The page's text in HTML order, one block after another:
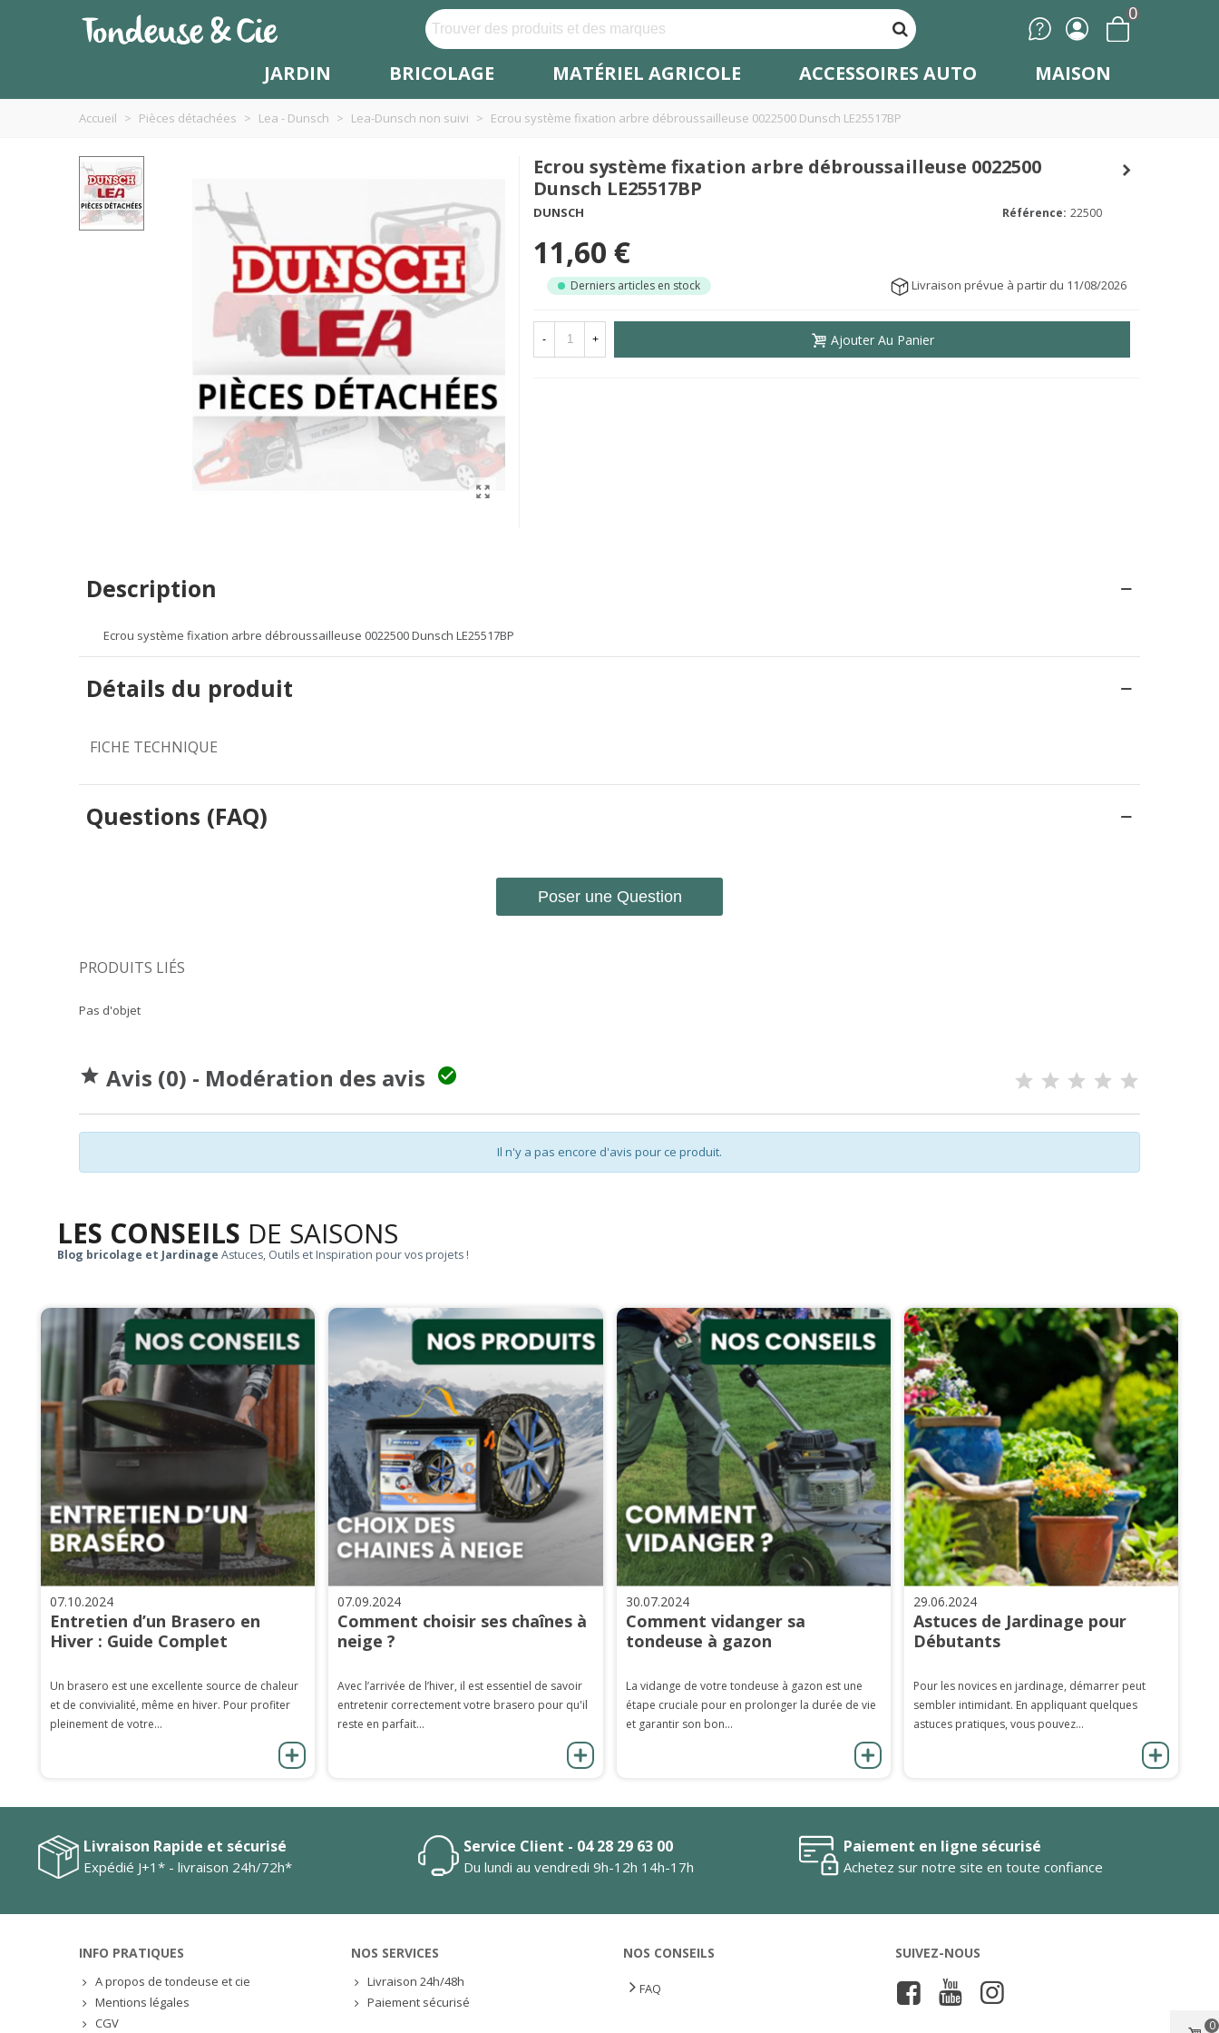
0
JARDIN BRICOLAGE MATÉRIEL AGRICOLE ACCESSOIRES AUTO MAISON
Accueil > Pièces détachées > Lea - Dunsch > Lea-Dunsch non suivi > Ecrou système fixation arbre débroussailleuse 0022500 Dunsch LE25517BP
Ecrou système fixation arbre débroussailleuse 0022500
Dunsch LE25517BP
DUNSCH Référence: 22500
11,60 €
Derniers articles en stock Livraison prévue à partir du 11/08/2026
- + Ajouter Au Panier
Description
Ecrou système fixation arbre débroussailleuse 0022500 Dunsch LE25517BP
Détails du produit
FICHE TECHNIQUE
Questions (FAQ)
Poser une Question
PRODUITS LIÉS
Pas d'objet
 Avis (0) - Modération des avis 
Il n'y a pas encore d'avis pour ce produit.
LES CONSEILS DE SAISONS
Blog bricolage et Jardinage Astuces, Outils et Inspiration pour vos projets !
07.10.2024
Entretien d’un Brasero en
Hiver : Guide Complet
Un brasero est une excellente source de chaleur
et de convivialité, même en hiver. Pour profiter
pleinement de votre...
07.09.2024
Comment choisir ses chaînes à
neige ?
Avec l’arrivée de l’hiver, il est essentiel de savoir
entretenir correctement votre brasero pour qu'il
reste en parfait...
30.07.2024
Comment vidanger sa
tondeuse à gazon
La vidange de votre tondeuse à gazon est une
étape cruciale pour en prolonger la durée de vie
et garantir son bon...
29.06.2024
Astuces de Jardinage pour
Débutants
Pour les novices en jardinage, démarrer peut
sembler intimidant. En appliquant quelques
astuces pratiques, vous pouvez...
Livraison Rapide et sécurisé
Expédié J+1* - livraison 24h/72h*
Service Client - 04 28 29 63 00
Du lundi au vendredi 9h-12h 14h-17h
Paiement en ligne sécurisé
Achetez sur notre site en toute confiance
INFO PRATIQUES
A propos de tondeuse et cie
Mentions légales
CGV
NOS SERVICES
Livraison 24h/48h
Paiement sécurisé
NOS CONSEILS
FAQ
SUIVEZ-NOUS
0